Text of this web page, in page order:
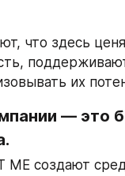
что здесь
их
— это
ME создают